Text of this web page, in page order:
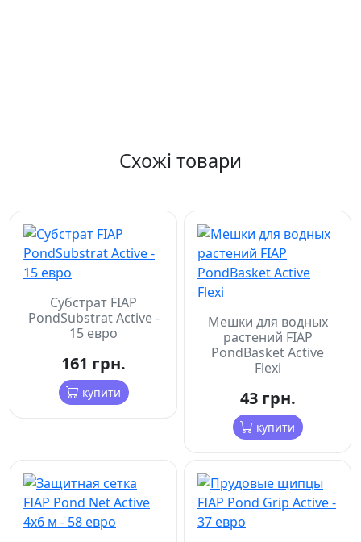
Схожі товари
Субстрат FIAP
PondSubstrat Active -
15 евро
161 грн.
купити
Мешки для водных
растений FIAP
PondBasket Active
Flexi
43 грн.
купити